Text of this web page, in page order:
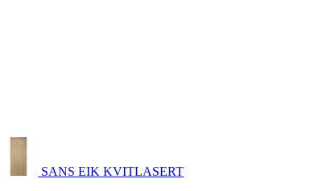
SANS EIK KVITLASERT